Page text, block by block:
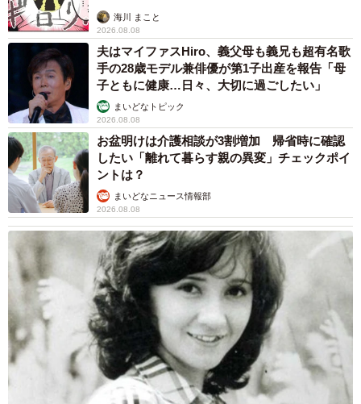
海川 まこと
2026.08.08
夫はマイファスHiro、義父母も義兄も超有名歌
手の28歳モデル兼俳優が第1子出産を報告「母
子ともに健康…日々、大切に過ごしたい」
まいどなトピック
2026.08.08
お盆明けは介護相談が3割増加 帰省時に確認
したい「離れて暮らす親の異変」チェックポイ
ントは？
まいどなニュース情報部
2026.08.08